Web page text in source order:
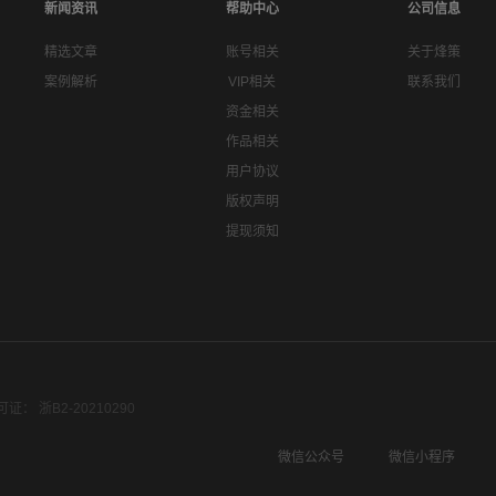
新闻资讯
精选文章
案例解析
帮助中心
账号相关
VIP相关
资金相关
作品相关
用户协议
版权声明
提现须知
公司信息
关于烽策
联系我们
证： 浙B2-20210290
微信公众号
微信小程序